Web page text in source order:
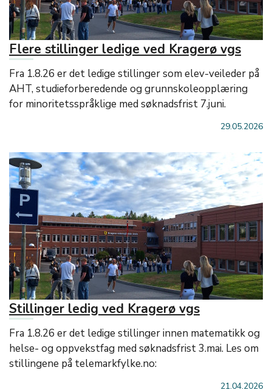
Flere stillinger ledige ved Kragerø vgs
Fra 1.8.26 er det ledige stillinger som elev-veileder på
AHT, studieforberedende og grunnskoleopplæring
for minoritetsspråklige med søknadsfrist 7.juni.
29.05.2026
Stillinger ledig ved Kragerø vgs
Fra 1.8.26 er det ledige stillinger innen matematikk og
helse- og oppvekstfag med søknadsfrist 3.mai. Les om
stillingene på telemarkfylke.no:
21.04.2026